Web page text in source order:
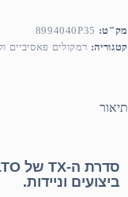
מק"ט: 8994040P35
קטגוריה: רמקולים פאסיביים
תיאור
סדרת ה-TX של
ביצועים וניידות.